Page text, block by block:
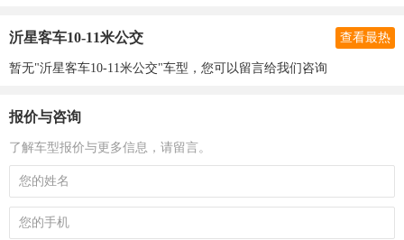
沂星客车10-11米公交 查看最热
暂无"沂星客车10-11米公交"车型，您可以留言给我们咨询
报价与咨询
了解车型报价与更多信息，请留言。